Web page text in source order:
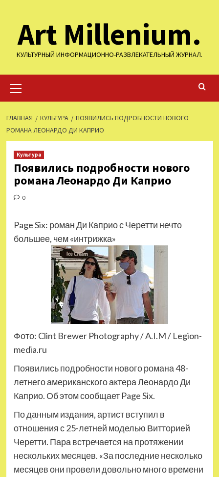
содержимому
Art Millenium.
КУЛЬТУРНЫЙ ИНФОРМАЦИОННО-РАЗВЛЕКАТЕЛЬНЫЙ ЖУРНАЛ.
меню
ГЛАВНАЯ КУЛЬТУРА
ПОЯВИЛИСЬ ПОДРОБНОСТИ НОВОГО
РОМАНА ЛЕОНАРДО ДИ КАПРИО
Культура
Появились подробности нового
романа Леонардо Ди Каприо
0
Page Six: роман Ди Каприо с Черетти нечто
большее, чем «интрижка»
Фото: Clint Brewer Photography / A.I.M / Legion-
media.ru
Появились подробности нового романа 48-
летнего американского актера Леонардо Ди
Каприо. Об этом сообщает Page Six.
По данным издания, артист вступил в
отношения с 25-летней моделью Витторией
Черетти. Пара встречается на протяжении
нескольких месяцев. «За последние несколько
месяцев они провели довольно много времени